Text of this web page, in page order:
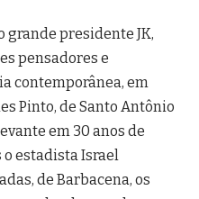
grande presidente JK,
pensadores e
contemporânea, em
Pinto, de Santo Antônio
em 30 anos de
estadista Israel
de Barbacena, os